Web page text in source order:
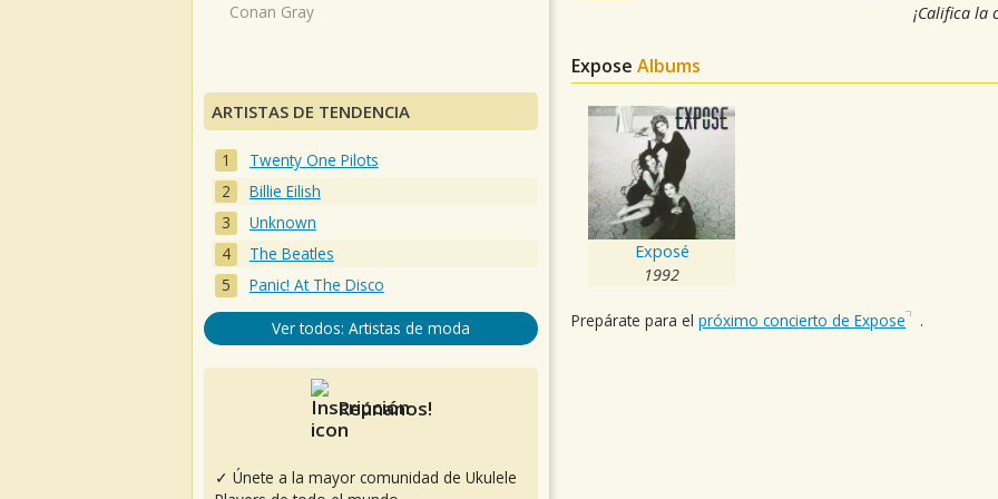
¡Califica la
Expose Albums
Exposé
1992
Prepárate para el próximo concierto de Expose .
Conan Gray
ARTISTAS DE TENDENCIA
Twenty One Pilots
Billie Eilish
Unknown
The Beatles
Panic! At The Disco
Ver todos: Artistas de moda
Reúnanos!
✓ Únete a la mayor comunidad de Ukulele